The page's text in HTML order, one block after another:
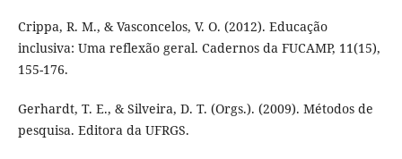
Crippa, R. M., & Vasconcelos, V. O. (2012). Educação
inclusiva: Uma reflexão geral. Cadernos da FUCAMP, 11(15),
155-176.
Gerhardt, T. E., & Silveira, D. T. (Orgs.). (2009). Métodos de
pesquisa. Editora da UFRGS.